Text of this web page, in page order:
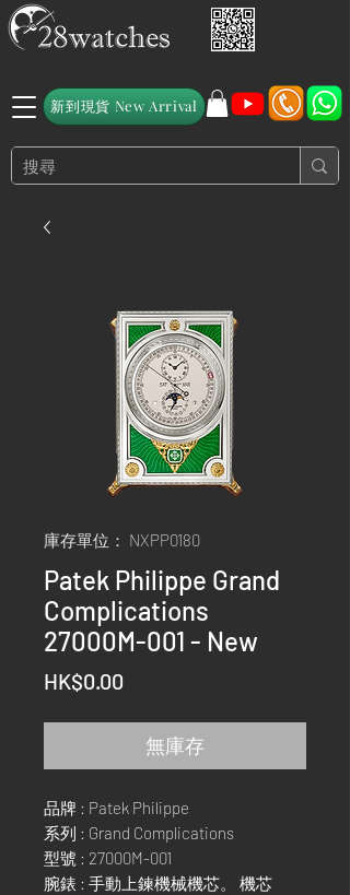
新到現貨 New Arrival
庫存單位： NXPP0180
Patek Philippe Grand
Complications
27000M-001 - New
HK$0.00
無庫存
品牌 : Patek Philippe
系列 : Grand Complications
型號 : 27000M-001
腕錶 : 手動上鍊機械機芯。 機芯